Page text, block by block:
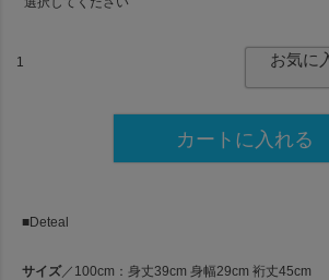
お気に
カートに入れる
■Deteal
サイズ／100cm：身丈39cm 身幅29cm 裄丈45cm